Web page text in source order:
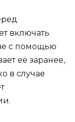
включать
с помощью
её заранее,
в случае